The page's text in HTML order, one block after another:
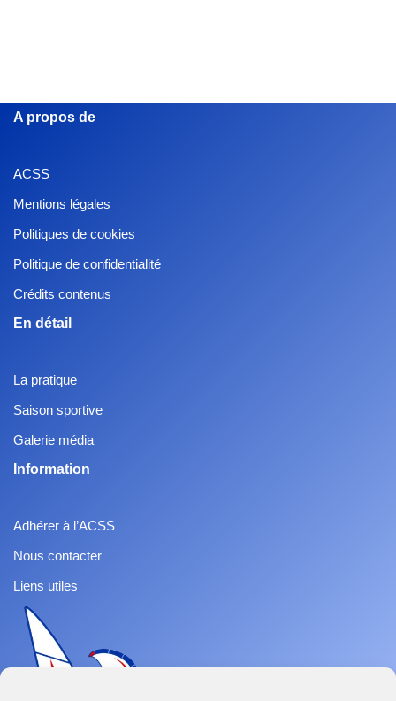
A propos de
ACSS
Mentions légales
Politiques de cookies
Politique de confidentialité
Crédits contenus
En détail
La pratique
Saison sportive
Galerie média
Information
Adhérer à l’ACSS
Nous contacter
Liens utiles